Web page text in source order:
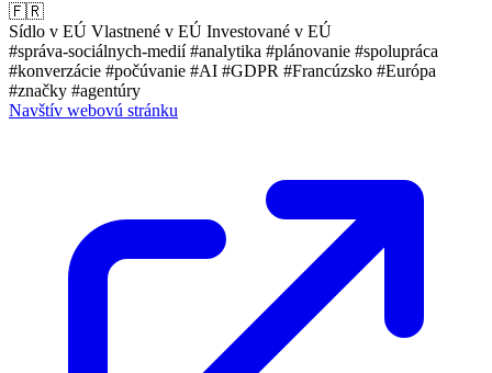
🇫🇷
Sídlo v EÚ Vlastnené v EÚ Investované v EÚ
#správa-sociálnych-medií#analytika #plánovanie #spolupráca
#konverzácie #počúvanie #AI #GDPR #Francúzsko #Európa
#značky #agentúry
Navštív webovú stránku